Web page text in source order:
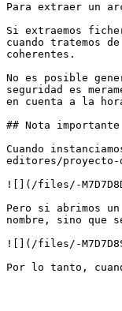
Para extraer un
Si extraemos
cuando tratemos
coherentes.
No es posible
seguridad es
en cuenta a la
## Nota
Cuando
editores/
![](/files/-
Pero si abrimos
nombre, sino que
![](/files/-